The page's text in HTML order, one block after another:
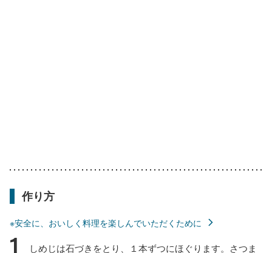
作り方
※安全に、おいしく料理を楽しんでいただくために
しめじは石づきをとり、１本ずつにほぐります。さつま